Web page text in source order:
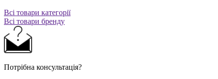
Всі товари категорії
Всі товари бренду
Потрібна консультація?